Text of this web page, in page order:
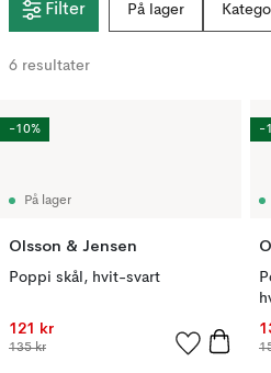
Filter På lager
6 resultater
På lager
Olsson & Jensen
Poppi skål, hvit-svart
121 kr
135 kr
-10% -